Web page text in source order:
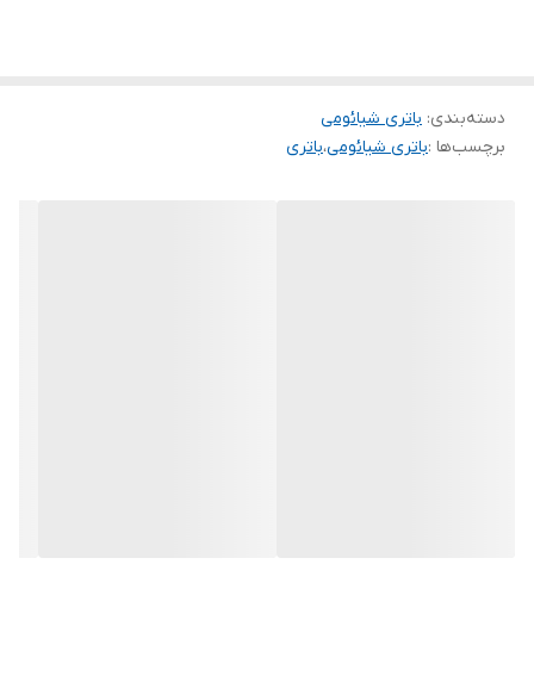
دسته‌بندی: باتری شیائومی
برچسب‌ها :باتری شیائومی،باتری